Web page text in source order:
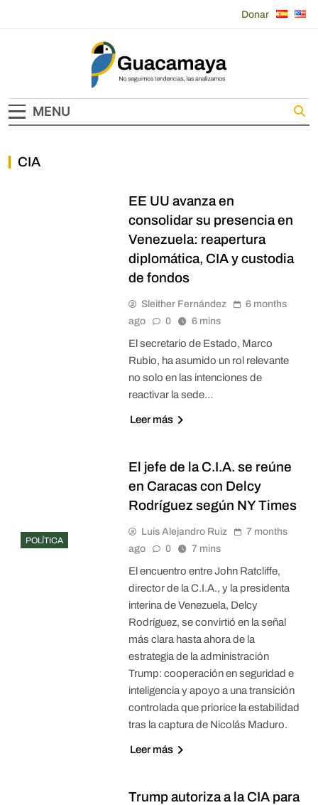
Donar
Guacamaya
MENU
CIA
EE UU avanza en
consolidar su presencia en
Venezuela: reapertura
diplomática, CIA y custodia
de fondos
Sleither Fernández
6 months
ago
0 6 mins
El secretario de Estado, Marco
Rubio, ha asumido un rol relevante
no solo en las intenciones de
reactivar la sede…
Leer más
POLÍTICA
El jefe de la C.I.A. se reúne
en Caracas con Delcy
Rodríguez según NY Times
Luis Alejandro Ruiz
7 months
ago
0 7 mins
El encuentro entre John Ratcliffe,
director de la C.I.A., y la presidenta
interina de Venezuela, Delcy
Rodríguez, se convirtió en la señal
más clara hasta ahora de la
estrategia de la administración
Trump: cooperación en seguridad e
inteligencia y apoyo a una transición
controlada que priorice la estabilidad
tras la captura de Nicolás Maduro.
Leer más
Trump autoriza a la CIA para